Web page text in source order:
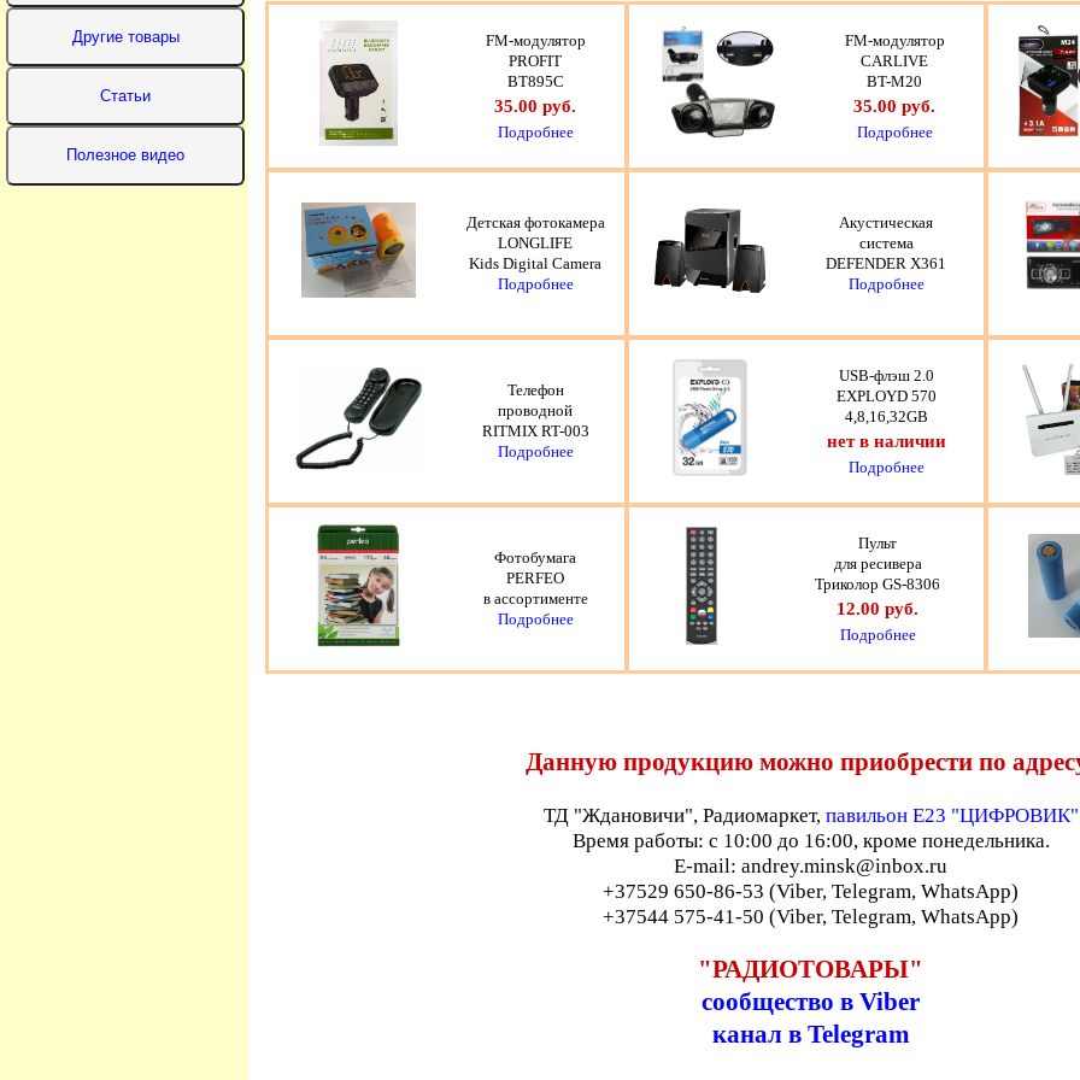
FM-модулятор
PROFIT
BT895C
35.00 руб.
Подробнее
FM-модулятор
CARLIVE
BT-M20
35.00 руб.
Подробнее
Детская фотокамера
LONGLIFE
Kids Digital Camera
Подробнее
Акустическая
система
DEFENDER X361
Подробнее
Телефон
проводной
RITMIX RT-003
Подробнее
USB-флэш 2.0
EXPLOYD 570
4,8,16,32GB
нет в наличии
Подробнее
Фотобумага
PERFEO
в ассортименте
Подробнее
Пульт
для ресивера
Триколор GS-8306
12.00 руб.
Подробнее
Данную продукцию можно приобрести по
ТД "Ждановичи", Радиомаркет, павильон Е23 "ЦИФРОВИК"
Время работы: с 10:00 до 16:00, кроме понедельника.
E-mail: andrey.minsk@inbox.ru
+37529 650-86-53 (Viber, Telegram, WhatsApp)
+37544 575-41-50 (Viber, Telegram, WhatsApp)
"РАДИОТОВАРЫ"
сообщество в Viber
канал в Telegram